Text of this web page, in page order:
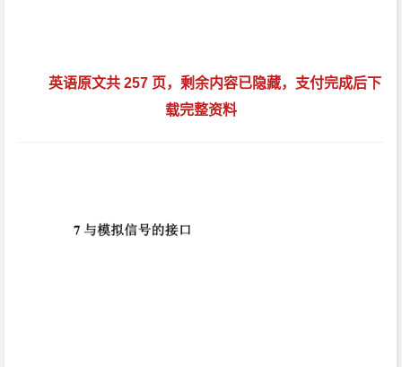
英语原文共 257 页，剩余内容已隐藏，支付完成后下
载完整资料